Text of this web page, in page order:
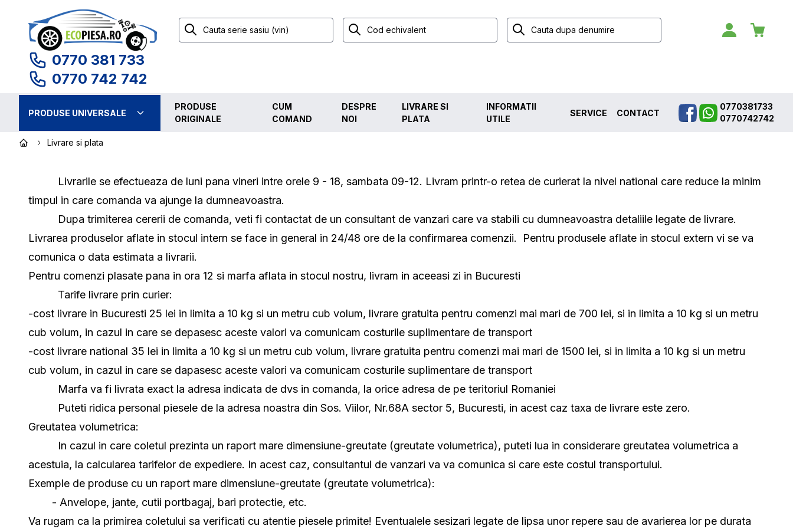
0770 381 733
0770 742 742
PRODUSE UNIVERSALE
PRODUSE
ORIGINALE
CUM
COMAND
DESPRE
NOI
LIVRARE SI
PLATA
INFORMATII
UTILE
SERVICE CONTACT
0770381733
0770742742
Livrare si plata
Livrarile se efectueaza de luni pana vineri intre orele 9 - 18, sambata 09-12. Livram printr-o retea de curierat la nivel national care reduce la minim
timpul in care comanda va ajunge la dumneavoastra.
Dupa trimiterea cererii de comanda, veti fi contactat de un consultant de vanzari care va stabili cu dumneavoastra detaliile legate de livrare.
Livrarea produselor aflate in stocul intern se face in general in 24/48 ore de la confirmarea comenzii. Pentru produsele aflate in stocul extern vi se va
comunica o data estimata a livrarii.
Pentru comenzi plasate pana in ora 12 si marfa aflata in stocul nostru, livram in aceeasi zi in Bucuresti
Tarife livrare prin curier:
-cost livrare in Bucuresti 25 lei in limita a 10 kg si un metru cub volum, livrare gratuita pentru comenzi mai mari de 700 lei, si in limita a 10 kg si un metru
cub volum, in cazul in care se depasesc aceste valori va comunicam costurile suplimentare de transport
-cost livrare national 35 lei in limita a 10 kg si un metru cub volum, livrare gratuita pentru comenzi mai mari de 1500 lei, si in limita a 10 kg si un metru
cub volum, in cazul in care se dapasesc aceste valori va comunicam costurile suplimentare de transport
Marfa va fi livrata exact la adresa indicata de dvs in comanda, la orice adresa de pe teritoriul Romaniei
Puteti ridica personal piesele de la adresa noastra din Sos. Viilor, Nr.68A sector 5, Bucuresti, in acest caz taxa de livrare este zero.
Greutatea volumetrica:
In cazul in care coletul prezinta un raport mare dimensiune-greutate (greutate volumetrica), puteti lua in considerare greutatea volumetrica a
acestuia, la calcularea tarifelor de expediere. In acest caz, consultantul de vanzari va va comunica si care este costul transportului.
Exemple de produse cu un raport mare dimensiune-greutate (greutate volumetrica):
- Anvelope, jante, cutii portbagaj, bari protectie, etc.
Va rugam ca la primirea coletului sa verificati cu atentie piesele primite! Eventualele sesizari legate de lipsa unor repere sau de avarierea lor pe durata